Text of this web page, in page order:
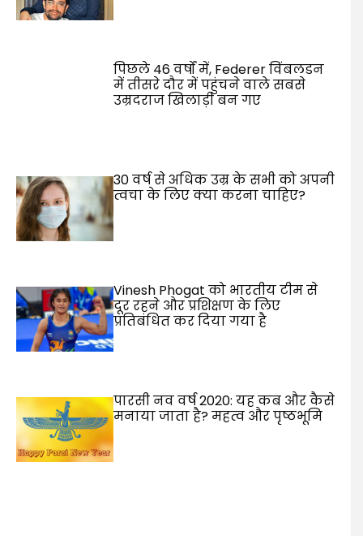
पिछले 46 वर्षों में, Federer विंबलडन
में तीसरे दौर में पहुंचने वाले सबसे
उम्रदराज खिलाड़ी बन गए
30 वर्ष से अधिक उम्र के सभी को अपनी
त्वचा के लिए क्या करना चाहिए?
Vinesh Phogat को भारतीय टीम से
दूर रहने और प्रशिक्षण के लिए
प्रतिबंधित कर दिया गया है
पारसी नव वर्ष 2020: यह कब और कैसे
मनाया जाता है? महत्व और पृष्ठभूमि